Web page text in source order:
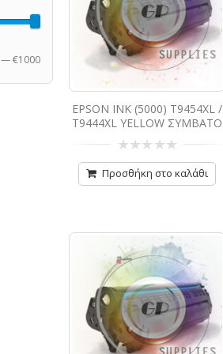
EPSON INK (5000) T9454XL /
T9444XL YELLOW ΣΥΜΒΑΤΟ
0
από
Προσθήκη στο καλάθι
—€1000